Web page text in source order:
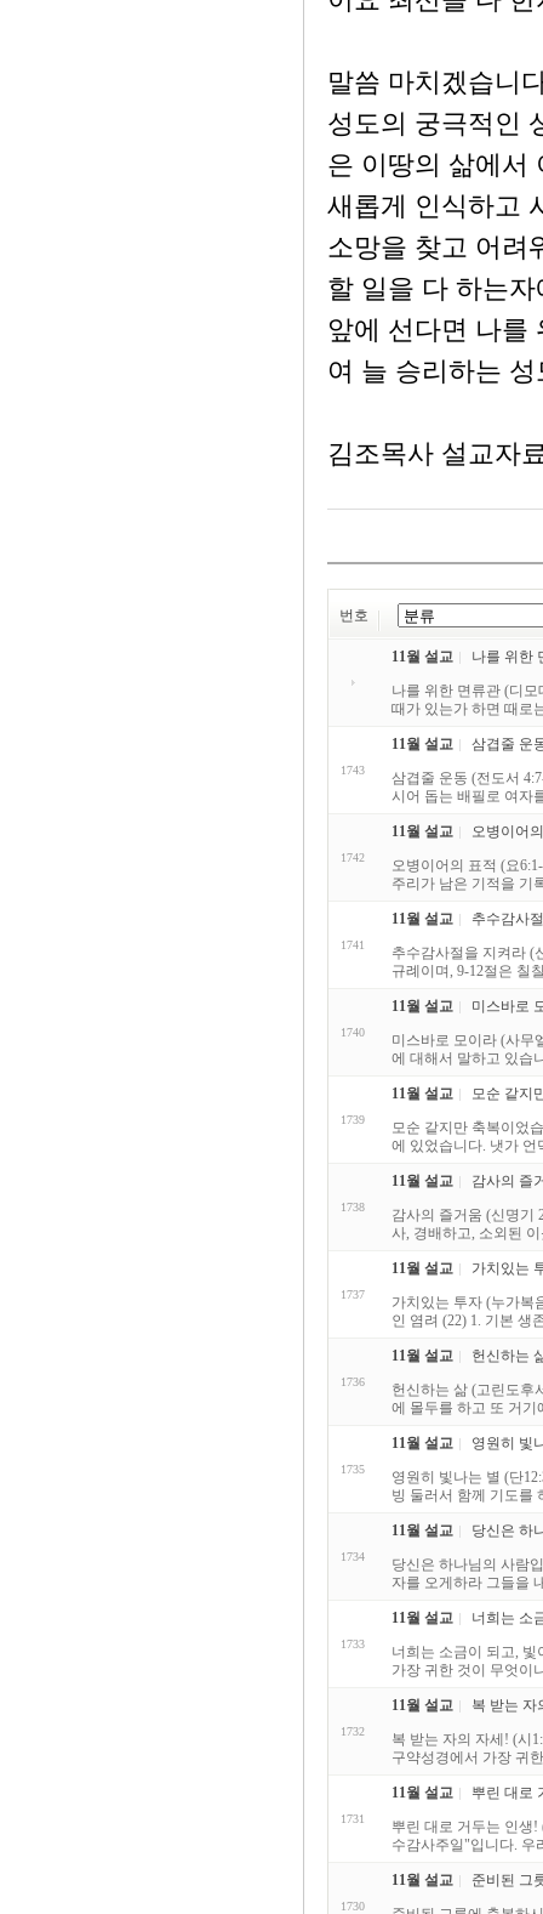
말씀 마치겠습니
성도의 궁극적인
은 이땅의 삶에서
새롭게 인식하고
소망을 찾고 어려
할 일을 다 하는
앞에 선다면 나를
여 늘 승리하는
김조목사 설교
번호
11월 설교
나를 위한
나를 위한 면류관 (디
때가 있는가 하면 때로
1743
11월 설교
삼겹줄 운
삼겹줄 운동 (전도서
시어 돕는 배필로 여자
1742
11월 설교
오병이어
오병이어의 표적 (요
주리가 남은 기적을 기
1741
11월 설교
추수감사
추수감사절을 지켜라 (
규례이며, 9-12절은 칠
1740
11월 설교
미스바로
미스바로 모이라 (사무
에 대해서 말하고 있습
1739
11월 설교
모순 같지
모순 같지만 축복이었
에 있었습니다. 냇가 언
1738
11월 설교
감사의 즐
감사의 즐거움 (신명기
사, 경배하고, 소외된
1737
11월 설교
가치있는
가치있는 투자 (누가복
인 염려 (22) 1. 기본 생
1736
11월 설교
헌신하는
헌신하는 삶 (고린도후
에 몰두를 하고 또 거기
1735
11월 설교
영원히 빛
영원히 빛나는 별 (단
빙 둘러서 함께 기도를
1734
11월 설교
당신은 하
당신은 하나님의 사람
자를 오게하라 그들을
1733
11월 설교
너희는 소
너희는 소금이 되고,
가장 귀한 것이 무엇이
1732
11월 설교
복 받는 자
복 받는 자의 자세! (시
구약성경에서 가장 귀
1731
11월 설교
뿌린 대로
뿌린 대로 거두는 인생
수감사주일"입니다. 우
1730
11월 설교
준비된 그